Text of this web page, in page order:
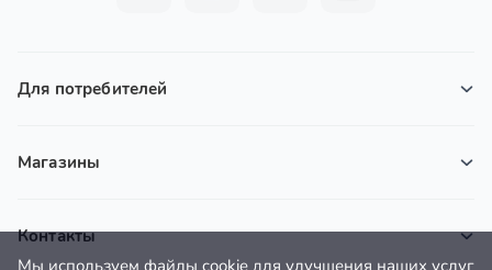
Для потребителей
Магазины
Контакты
Мы используем файлы cookie для улучшения наших услуг